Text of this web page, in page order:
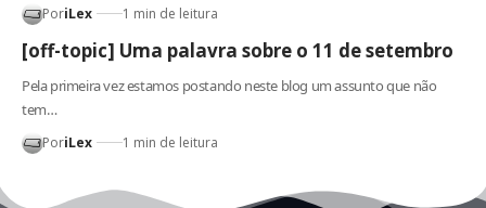
PoriLex 1 min de leitura
[off-topic] Uma palavra sobre o 11 de setembro
Pela primeira vez estamos postando neste blog um assunto que não
tem…
PoriLex 1 min de leitura